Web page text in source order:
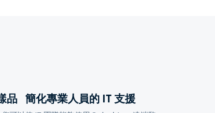
品 簡化專業人員的 IT 支援